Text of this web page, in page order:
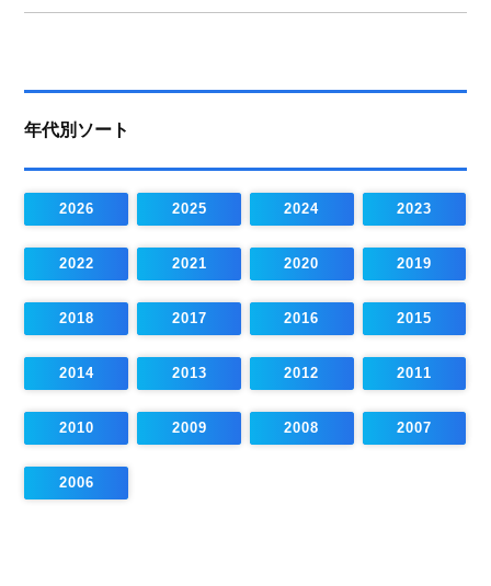
年代別ソート
2026 2025 2024 2023
2022 2021 2020 2019
2018 2017 2016 2015
2014 2013 2012 2011
2010 2009 2008 2007
2006